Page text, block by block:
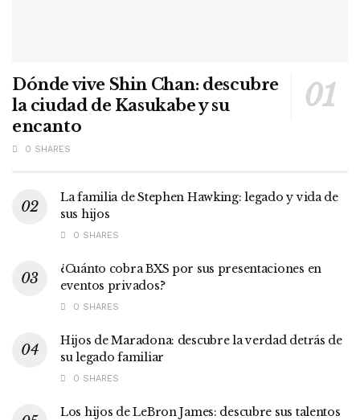
Dónde vive Shin Chan: descubre
la ciudad de Kasukabe y su
encanto
0 SHARES
La familia de Stephen Hawking: legado y vida de
sus hijos
0 SHARES
¿Cuánto cobra BXS por sus presentaciones en
eventos privados?
0 SHARES
Hijos de Maradona: descubre la verdad detrás de
su legado familiar
0 SHARES
Los hijos de LeBron James: descubre sus talentos